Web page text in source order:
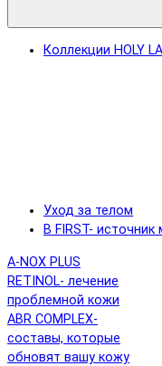
Коллекции HOLY
Уход за телом
B FIRST-
A-NOX PLUS
RETINOL- лечение
проблемной кожи
ABR COMPLEX-
составы, которые
обновят вашу кожу